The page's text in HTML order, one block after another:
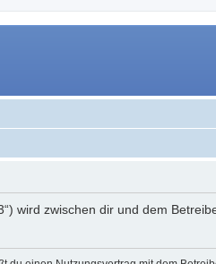
wird zwischen dir und dem